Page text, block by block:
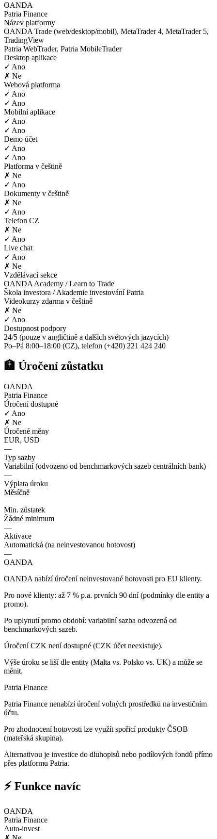
OANDA
Patria Finance
Název platformy
OANDA Trade (web/desktop/mobil), MetaTrader 4, MetaTrader 5,
TradingView
Patria WebTrader, Patria MobileTrader
Desktop aplikace
✓ Ano
✗ Ne
Webová platforma
✓ Ano
✓ Ano
Mobilní aplikace
✓ Ano
✓ Ano
Demo účet
✓ Ano
✓ Ano
Platforma v češtině
✗ Ne
✓ Ano
Dokumenty v češtině
✗ Ne
✓ Ano
Telefon CZ
✗ Ne
✓ Ano
Live chat
✓ Ano
✗ Ne
Vzdělávací sekce
OANDA Academy / Learn to Trade
Škola investora / Akademie investování Patria
Videokurzy zdarma v češtině
✗ Ne
✓ Ano
Dostupnost podpory
24/5 (pouze v angličtině a dalších světových jazycích)
Po–Pá 8:00–18:00 (CZ), telefon (+420) 221 424 240
🏦 Úročení zůstatku
OANDA
Patria Finance
Úročení dostupné
✓ Ano
✗ Ne
Úročené měny
EUR, USD
—
Typ sazby
Variabilní (odvozeno od benchmarkových sazeb centrálních bank)
—
Výplata úroku
Měsíčně
—
Min. zůstatek
Žádné minimum
—
Aktivace
Automatická (na neinvestovanou hotovost)
—
OANDA
OANDA nabízí úročení neinvestované hotovosti pro EU klienty.
Pro nové klienty: až 7 % p.a. prvních 90 dní (podmínky dle entity a
promo).
Po uplynutí promo období: variabilní sazba odvozená od
benchmarkových sazeb.
Úročení CZK není dostupné (CZK účet neexistuje).
Výše úroku se liší dle entity (Malta vs. Polsko vs. UK) a může se
měnit.
Patria Finance
Patria Finance nenabízí úročení volných prostředků na investičním
účtu.
Pro zhodnocení hotovosti lze využít spořicí produkty ČSOB
(mateřská skupina).
Alternativou je investice do dluhopisů nebo podílových fondů přímo
přes platformu Patria.
⚡ Funkce navíc
OANDA
Patria Finance
Auto-invest